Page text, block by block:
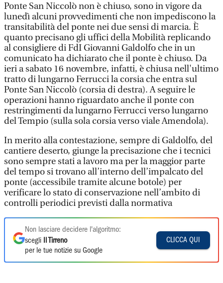
Ponte San Niccolò non è chiuso, sono in vigore da
lunedì alcuni provvedimenti che non impediscono la
transitabilità del ponte nei due sensi di marcia. È
quanto precisano gli uffici della Mobilità replicando
al consigliere di FdI Giovanni Galdolfo che in un
comunicato ha dichiarato che il ponte è chiuso. Da
ieri a sabato 16 novembre, infatti, è chiusa nell'ultimo
tratto di lungarno Ferrucci la corsia che entra sul
Ponte San Niccolò (corsia di destra). A seguire le
operazioni hanno riguardato anche il ponte con
restringimenti da lungarno Ferrucci verso lungarno
del Tempio (sulla sola corsia verso viale Amendola).
In merito alla contestazione, sempre di Galdolfo, del
cantiere deserto, giunge la precisazione che i tecnici
sono sempre stati a lavoro ma per la maggior parte
del tempo si trovano all’interno dell’impalcato del
ponte (accessibile tramite alcune botole) per
verificare lo stato di conservazione nell’ambito di
controlli periodici previsti dalla normativa
Non lasciare decidere l'algoritmo:
scegli
Il Tirreno
per le tue notizie su Google
CLICCA QUI